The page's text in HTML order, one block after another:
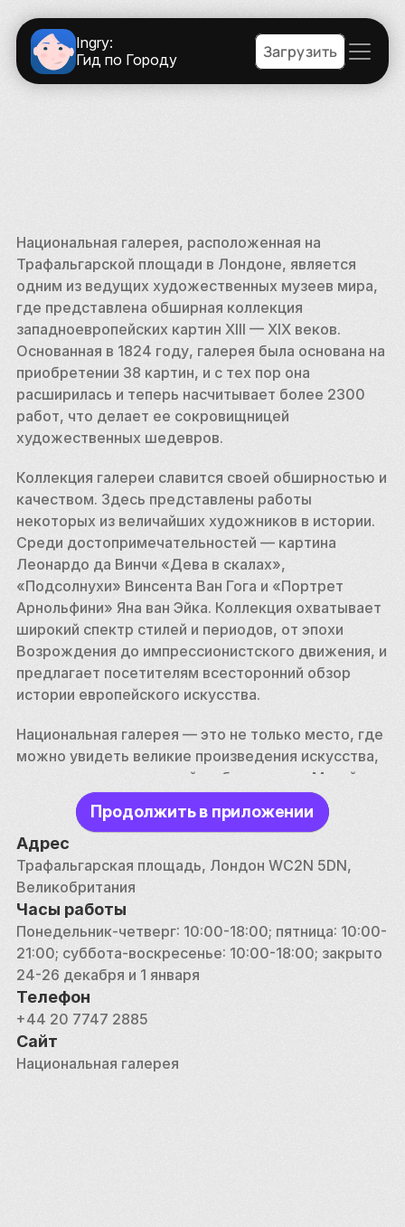
Ingry:
Гид по Городу
Загрузить
Национальная галерея, расположенная на
Трафальгарской площади в Лондоне, является
одним из ведущих художественных музеев мира,
где представлена обширная коллекция
западноевропейских картин XIII — XIX веков.
Основанная в 1824 году, галерея была основана на
приобретении 38 картин, и с тех пор она
расширилась и теперь насчитывает более 2300
работ, что делает ее сокровищницей
художественных шедевров.
Коллекция галереи славится своей обширностью и
качеством. Здесь представлены работы
некоторых из величайших художников в истории.
Среди достопримечательностей — картина
Леонардо да Винчи «Дева в скалах»,
«Подсолнухи» Винсента Ван Гога и «Портрет
Арнольфини» Яна ван Эйка. Коллекция охватывает
широкий спектр стилей и периодов, от эпохи
Возрождения до импрессионистского движения, и
предлагает посетителям всесторонний обзор
истории европейского искусства.
Национальная галерея — это не только место, где
можно увидеть великие произведения искусства,
но и центр исследований и образования. Музей
предлагает множество программ, лекций и
семинаров, призванных привлечь внимание
публики и углубить ее понимание искусства. Отдел
реставрации галереи является одним из ведущих
мировых центров по сохранению и изучению
картин, обеспечивающих сохранение этих
шедевров для будущих поколений.
Вход в Национальную галерею бесплатный, что
позволяет каждому ознакомиться с ее обширной
коллекцией в удобном для себя темпе.
Независимо от того, являетесь ли вы ценителем
искусства или случайным посетителем,
Продолжить в приложении
Адрес
Трафальгарская площадь, Лондон WC2N 5DN,
Великобритания
Часы работы
Понедельник-четверг: 10:00-18:00; пятница: 10:00-
21:00; суббота-воскресенье: 10:00-18:00; закрыто
24-26 декабря и 1 января
Телефон
+44 20 7747 2885
Сайт
Национальная галерея